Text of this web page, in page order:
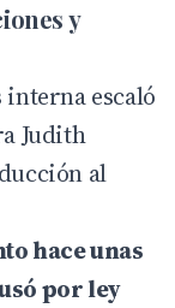
y
escaló
Judith
al
hace unas
por ley